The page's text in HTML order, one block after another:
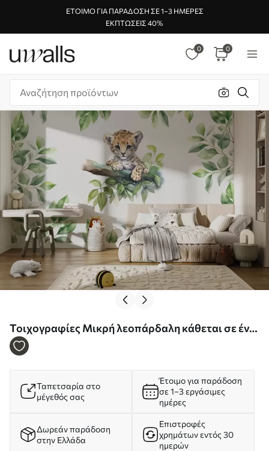
ΈΤΟΙΜΟ ΓΙΑ ΠΑΡΆΔΟΣΗ ΣΕ 1–3 ΗΜΈΡΕΣ
ΕΚΠΤΏΣΕΙΣ 40%
0 0
Τοιχογραφίες Μικρή λεοπάρδαλη κάθεται σε ένα
κλαδί ανάμεσα σε φύλλα ακουαρέλα Nr. w00889
Ταπετσαρία στο
μέγεθός σας
Έτοιμο για παράδοση
σε 1–3 εργάσιμες
ημέρες
Δωρεάν παράδοση
στην Ελλάδα
Επιστροφές
χρημάτων εντός 30
ημερών